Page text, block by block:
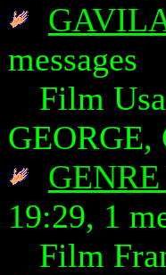
messages
Film
GEORGE,
19:29, 1
Film